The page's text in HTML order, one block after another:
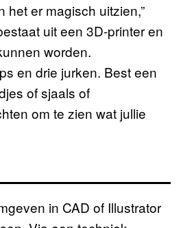
er magisch uitzien,”
uit een 3D-printer en
worden.
en drie jurken. Best een
of sjaals of
om te zien wat jullie
in CAD of Illustrator